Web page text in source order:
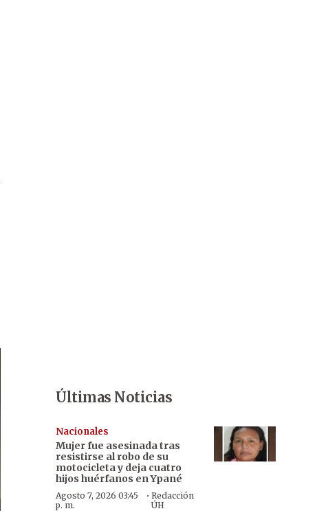
Últimas Noticias
Nacionales
Mujer fue asesinada tras
resistirse al robo de su
motocicleta y deja cuatro
hijos huérfanos en Ypané
Agosto 7, 2026 03:45
p. m.
· Redacción
ÚH